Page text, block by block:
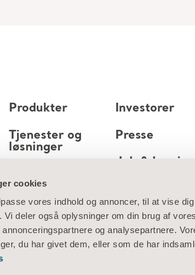
cookies
vores indhold og annoncer, til at vise
deler også oplysninger om din brug af
og analysepartnere.
du har givet dem, eller som de har
Produkter
Tjenester og
løsninger
Om os
Kontakt os
Investorer
Presse
Job & karriere
oplysninger